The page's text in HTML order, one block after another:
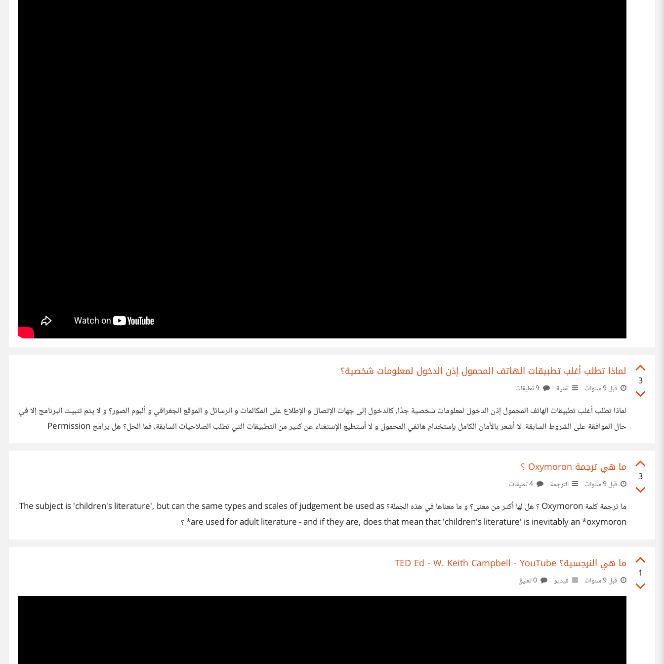
3
لماذا تطلب أغلب تطبيقات الهاتف المحمول إذن الدخول لمعلومات شخصية؟
قبل 9 سنوات تقنية
لماذا تطلب أغلب تطبيقات الهاتف المحمول إذن الدخول لمعلومات شخصية جدًا، كالدخول إلى جهات الإتصال و الإطلاع على المكالمات و الرسائل و الموقع الجغرافي و ألبوم الصور؟ و لا يتم تثبيت البرنامج إلا في
حال الموافقة على الشروط السابقة. لا أشعر بالأمان الكامل بإستخدام هاتفي المحمول و لا أستطيع الإستغناء عن كثير من التطبيقات التي تطلب الصلاحيات السابقة، فما الحل؟ هل برامج Permission
3
ما هي ترجمة Oxymoron ؟
قبل 9 سنوات الترجمة
ما ترجمة كلمة Oxymoron ؟ هل لها أكثر من معنى؟ و ما معناها في هذه الجملة؟ The subject is 'children's literature', but can the same types and scales of judgement be used as
are used for adult literature - and if they are, does that mean that 'children's literature' is inevitably an *oxymoron* ؟
1
ما هي النرجسية؟ TED Ed - W. Keith Campbell - YouTube
قبل 9 سنوات فيديو